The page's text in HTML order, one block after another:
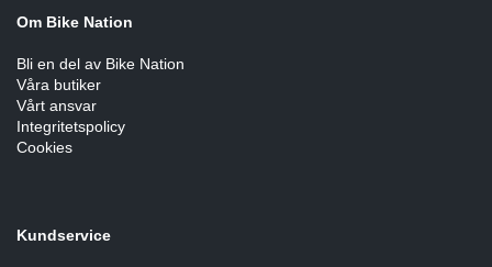
Om Bike Nation
Bli en del av Bike Nation
Våra butiker
Vårt ansvar
Integritetspolicy
Cookies
Kundservice